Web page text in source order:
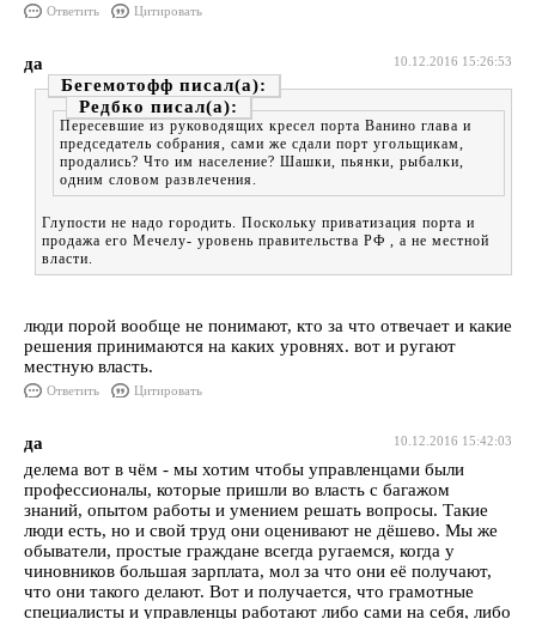
Ответить Цитировать
10.12.2016 15:26:53
да
Бегемотофф
Редбко
Пересевшие из руководящих кресел порта Ванино глава и
председатель собрания, сами же сдали порт угольщикам,
продались? Что им население? Шашки, пьянки, рыбалки,
одним словом развлечения.
Глупости не надо городить. Поскольку приватизация порта и
продажа его Мечелу- уровень правительства РФ , а не местной
власти.
люди порой вообще не понимают, кто за что отвечает и какие
решения принимаются на каких уровнях. вот и ругают
местную власть.
Ответить Цитировать
10.12.2016 15:42:03
да
делема вот в чём - мы хотим чтобы управленцами были
профессионалы, которые пришли во власть с багажом
знаний, опытом работы и умением решать вопросы. Такие
люди есть, но и свой труд они оценивают не дёшево. Мы же
обыватели, простые граждане всегда ругаемся, когда у
чиновников большая зарплата, мол за что они её получают,
что они такого делают. Вот и получается, что грамотные
специалисты и управленцы работают либо сами на себя, либо